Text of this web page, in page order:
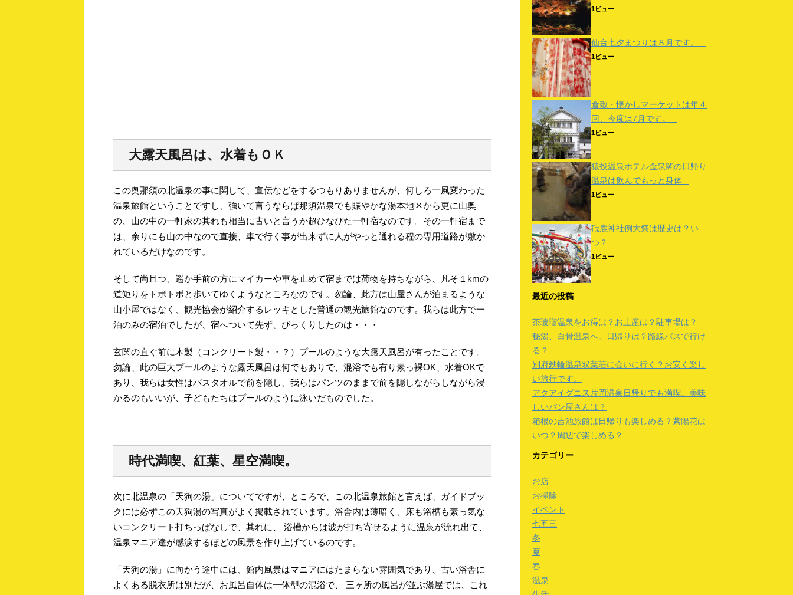
大露天風呂は、水着もＯＫ
この奥那須の北温泉の事に関して、宣伝などをするつもりありませんが、何しろ一風変わった
温泉旅館ということですし、強いて言うならば那須温泉でも賑やかな湯本地区から更に山奥
の、山の中の一軒家の其れも相当に古いと言うか超ひなびた一軒宿なのです。その一軒宿まで
は、余りにも山の中なので直接、車で行く事が出来ずに人がやっと通れる程の専用道路が敷か
れているだけなのです。
そして尚且つ、遥か手前の方にマイカーや車を止めて宿までは荷物を持ちながら、凡そ１kmの
道矩りをトボトボと歩いてゆくようなところなのです。勿論、此方は山屋さんが泊まるような
山小屋ではなく、観光協会が紹介するレッキとした普通の観光旅館なのです。我らは此方で一
泊のみの宿泊でしたが、宿へついて先ず、びっくりしたのは・・・
玄関の直ぐ前に木製（コンクリート製・・？）プールのような大露天風呂が有ったことです。
勿論、此の巨大プールのような露天風呂は何でもありで、混浴でも有り素っ裸OK、水着OKで
あり、我らは女性はバスタオルで前を隠し、我らはパンツのままで前を隠しながらしながら浸
かるのもいいが、子どもたちはプールのように泳いだものでした。
時代満喫、紅葉、星空満喫。
次に北温泉の「天狗の湯」についてですが、ところで、この北温泉旅館と言えば、ガイドブッ
クには必ずこの天狗湯の写真がよく掲載されています。浴舎内は薄暗く、床も浴槽も素っ気な
いコンクリート打ちっぱなしで、其れに、 浴槽からは波が打ち寄せるように温泉が流れ出て、
温泉マニア達が感涙するほどの風景を作り上げているのです。
「天狗の湯」に向かう途中には、館内風景はマニアにはたまらない雰囲気であり、古い浴舎に
よくある脱衣所は別だが、お風呂自体は一体型の混浴で、 三ヶ所の風呂が並ぶ湯屋では、これ
1ビュー
仙台七夕まつりは８月です。...
1ビュー
倉敷・懐かしマーケットは年４
回、今度は7月です。...
1ビュー
猿投温泉ホテル金泉閣の日帰り
温泉は飲んでもっと身体...
1ビュー
砥鹿神社例大祭は歴史は？い
つ？...
1ビュー
最近の投稿
茶玻瑠温泉をお得は？お土産は？駐車場は？
秘湯、白骨温泉へ。日帰りは？路線バスで行け
る？
別府鉄輪温泉双葉荘に会いに行く？お安く楽し
い旅行です。
アクアイグニス片岡温泉日帰りでも満喫。美味
しいパン屋さんは？
箱根の吉池旅館は日帰りも楽しめる？紫陽花は
いつ？周辺で楽しめる？
カテゴリー
お店
お掃除
イベント
七五三
冬
夏
春
温泉